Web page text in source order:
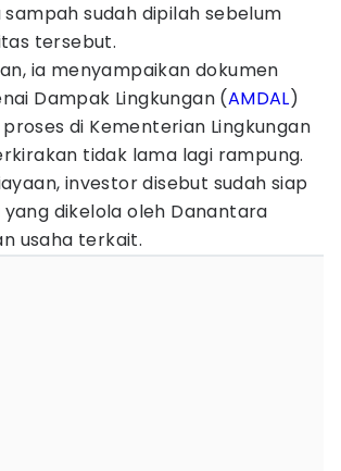
sudah dipilah sebelum
tersebut.
ia menyampaikan dokumen
Dampak Lingkungan (AMDAL)
di Kementerian Lingkungan
tidak lama lagi rampung.
investor disebut sudah siap
dikelola oleh Danantara
usaha terkait.